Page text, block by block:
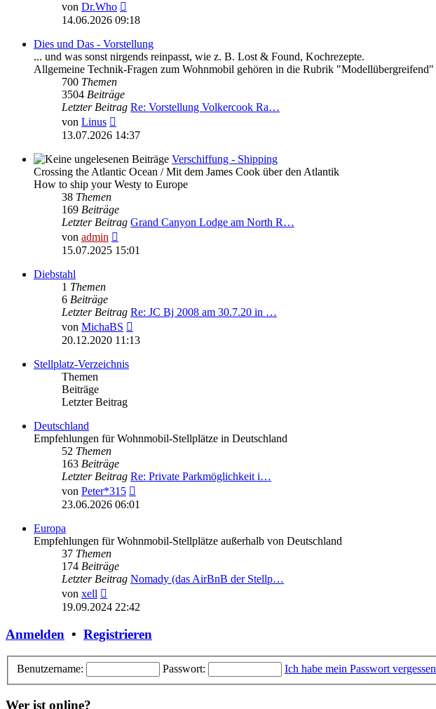
von Dr.Who
Beitrag
14.06.2026 09:18
Dies und Das - Vorstellung
... und was sonst nirgends reinpasst, wie z. B. Lost & Found, Kochrezepte.
Allgemeine Technik-Fragen zum Wohnmobil gehören in die Rubrik "Modellübergreifend"
700 Themen
3504 Beiträge
Letzter Beitrag Re: Vorstellung Volkercook Ra…
von Linus
Beitrag
13.07.2026 14:37
Verschiffung - Shipping
Crossing the Atlantic Ocean / Mit dem James Cook über den Atlantik
How to ship your Westy to Europe
38 Themen
169 Beiträge
Letzter Beitrag Grand Canyon Lodge am North R…
von admin
Beitrag
15.07.2025 15:01
Diebstahl
1 Themen
6 Beiträge
Letzter Beitrag Re: JC Bj 2008 am 30.7.20 in …
von MichaBS
Beitrag
20.12.2020 11:13
Stellplatz-Verzeichnis
Themen
Beiträge
Letzter Beitrag
Deutschland
Empfehlungen für Wohnmobil-Stellplätze in Deutschland
52 Themen
163 Beiträge
Letzter Beitrag Re: Private Parkmöglichkeit i…
von Peter*315
Beitrag
23.06.2026 06:01
Europa
Empfehlungen für Wohnmobil-Stellplätze außerhalb von Deutschland
37 Themen
174 Beiträge
Letzter Beitrag Nomady (das AirBnB der Stellp…
von xell
Beitrag
19.09.2024 22:42
Anmelden • Registrieren
Benutzername: Passwort: Ich habe mein Passwort vergessen
Wer ist online?